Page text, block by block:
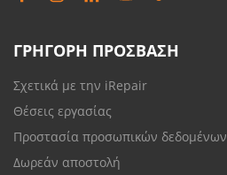
ΓΡΗΓΟΡΗ ΠΡΟΣΒΑΣΗ
Σχετικά με την iRepair
Θέσεις εργασίας
Προστασία προσωπικών δεδομένων
Δωρεάν αποστολή